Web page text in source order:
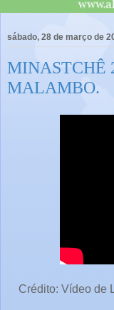
sábado, 28 de março de
MINASTCHÊ
MALAMBO.
Crédito: Vídeo de